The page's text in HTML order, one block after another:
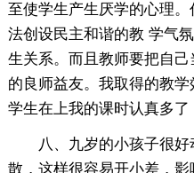
至使学生产生厌学的心理
法创设民主和谐的教 学气
生关系。而且教师要把自
的良师益友。我取得的教
学生在上我的课时认真多了
八、九岁的小孩子很好
散，这样很容易开小差，